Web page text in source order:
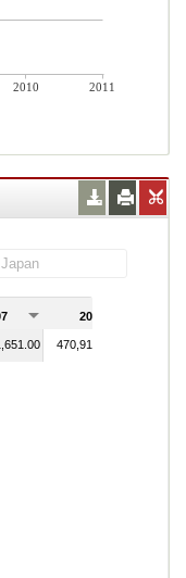
2010
2011
2008
470,912,341.00